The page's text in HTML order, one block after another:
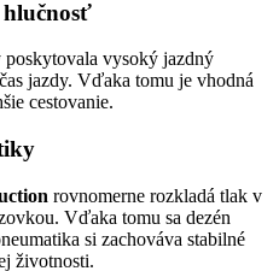
poskytovala vysoký jazdný
jazdy. Vďaka tomu je vhodná
cestovanie.
rovnomerne rozkladá tlak v
Vďaka tomu sa dezén
si zachováva stabilné
životnosti.